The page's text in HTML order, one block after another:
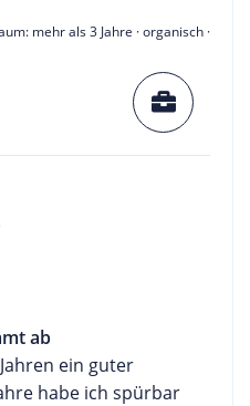
mehr als 3 Jahre · organisch ·
ab
ein guter
habe ich spürbar